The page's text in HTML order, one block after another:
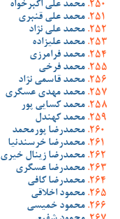
محمد علی اکبرخواه
محمد علی قنبری
محمد علی نژاد
محمد علیزاده
محمد فرامرزی
محمد فرخی
محمد قاسمی نژاد
محمد مهدی عسگری
محمد کسایی پور
محمد کهندل
محمدرضا پورمحمد
محمدرضا خرسندنیا
محمدرضا زینال خیری
محمدرضا عسگری
محمدرضا کافی
محمود اخلاقی
محمود خمیسی